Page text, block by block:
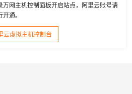
网主机控制面板开启站点，阿里云账号请
通。
云虚拟主机控制台